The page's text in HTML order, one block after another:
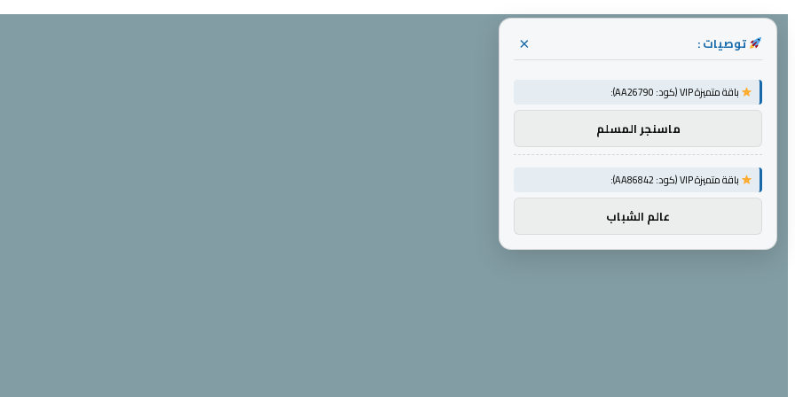
توصيات : ×
باقة متميزة VIP (كود: AA26790):
ماسنجر المسلم
باقة متميزة VIP (كود: AA86842):
عالم الشباب